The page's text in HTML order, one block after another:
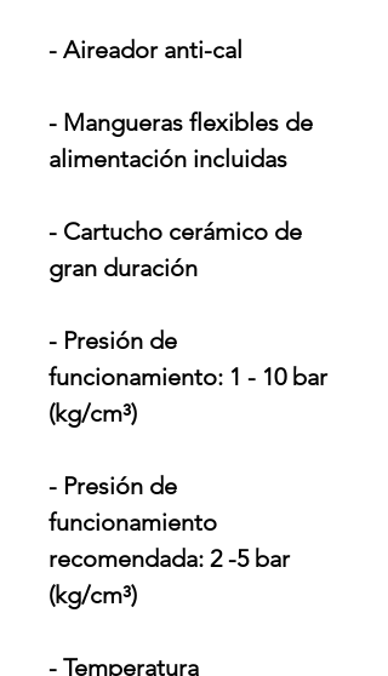
- Aireador anti-cal
- Mangueras flexibles de
alimentación incluidas
- Cartucho cerámico de
gran duración
- Presión de
funcionamiento: 1 - 10 bar
(kg/cm³)
- Presión de
funcionamiento
recomendada: 2 -5 bar
(kg/cm³)
- Temperatura